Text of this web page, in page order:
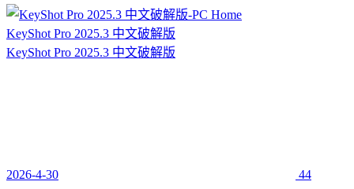
KeyShot Pro 2025.3 中文破解版
KeyShot Pro 2025.3 中文破解版
2026-4-30 44